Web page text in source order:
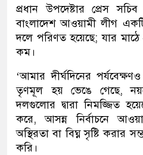
প্রধান উপদেষ্টার প্রেস
বাংলাদেশ আওয়ামী লীগ
দলে পরিণত হয়েছে; যার
কম।
‘আমার দীর্ঘদিনের
তৃণমূল হয় ভেঙে গেছে, নয়তো
দলগুলোর দ্বারা নিমজ্জিত
করে, আসন্ন নির্বাচনে
অস্থিরতা বা বিঘ্ন সৃষ্টি করার
করি।